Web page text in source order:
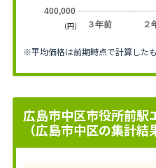
３年前 ２
400,000
(円)
※平均価格は前期時点で計算したも
広島市中区市役所前駅
（広島市中区の集計結